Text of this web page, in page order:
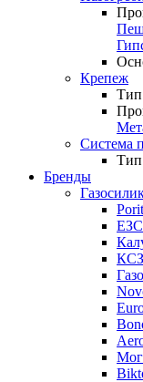
Крепеж
Тип
Система
Тип
Бренды
КСЗ